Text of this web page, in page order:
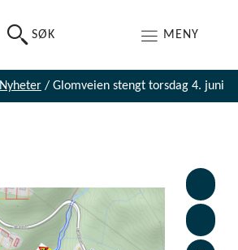
SØK MENY
Nyheter / Glomveien stengt torsdag 4. juni